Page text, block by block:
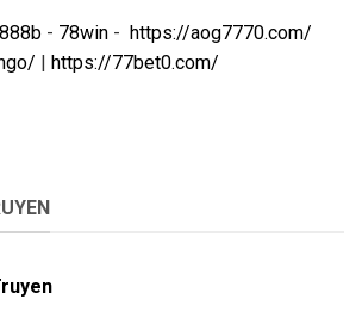
888b - 78win - https://aog7770.com/
https://77bet0.com/